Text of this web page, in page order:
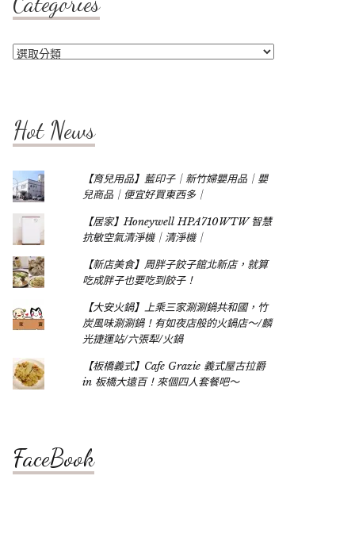
Categories
Hot News
【育兒用品】藍印子｜新竹婦嬰用品｜嬰
兒商品｜便宜好買東西多｜
【居家】Honeywell HPA710WTW 智慧
抗敏空氣清淨機｜清淨機｜
【新店美食】周胖子餃子館北新店，就算
吃成胖子也要吃到餃子！
【大安火鍋】上乘三家涮涮鍋共和國，竹
炭風味涮涮鍋！有如夜店般的火鍋店～/麟
光捷運站/六張犁/火鍋
【板橋義式】Cafe Grazie 義式屋古拉爵
in 板橋大遠百！來個四人套餐吧～
FaceBook